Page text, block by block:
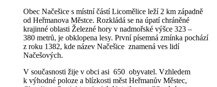
Obec Načešice s místní částí Licomělice leží 2 km západně
od Heřmanova Městce. Rozkládá se na úpatí chráněné
krajinné oblasti Železné hory v nadmořské výšce 323 –
380 metrů, je obklopena lesy. První písemná zmínka pochází
z roku 1382, kde název Načešice znamená ves lidí
Načešových.
V současnosti žije v obci asi 650 obyvatel. Vzhledem
k výhodné poloze a blízkosti měst Heřmanův Městec,